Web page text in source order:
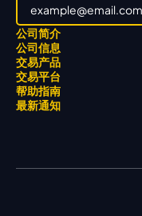
公司简介
关于
关于 KCM Group
三大优势
奖项和成就
公司信息
经营理念
公开信息与风险披露
公司新闻
视频库
交易产品
Forex
贵金属
能源
交易平台
MetaTrader 4
MetaTrader 5
帮助指南
最新通知